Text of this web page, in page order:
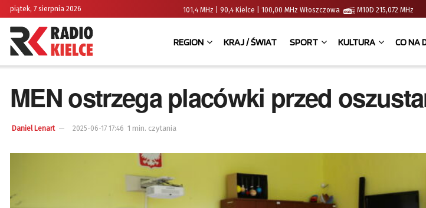
piątek, 7 sierpnia 2026 101,4 MHz | 90,4 Kielce | 100,00 MHz Włoszczowa M10D 215,072
REGION KRAJ / ŚWIAT SPORT KULTURA CO NA
MEN ostrzega placówki przed
Daniel Lenart 2025-06-17 17:46 1 min. czytania